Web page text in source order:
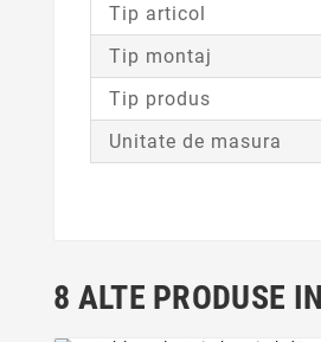
Tip articol
Tip montaj
Tip produs
Unitate de masura
8 ALTE PRODUSE